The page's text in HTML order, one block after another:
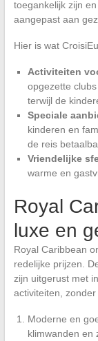
toegankelijk zijn
aangepast aan
Hier is wat
Activiteiten
opgezette
terwijl de
Speciale
kinderen en
de reis
Vriendelijke
warme en
Royal
luxe en
Royal Caribbean
redelijke prijzen.
zijn uitgerust met
activiteiten,
Moderne en
klimwanden en